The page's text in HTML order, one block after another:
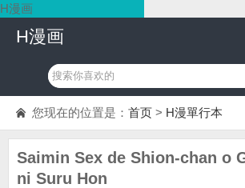
H漫画
H漫画
您现在的位置是： 首页 > H漫單行本
Saimin Sex de Shion-chan o
ni Suru Hon